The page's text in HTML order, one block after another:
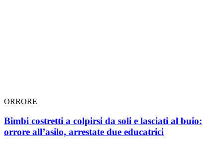
ORRORE
Bimbi costretti a colpirsi da soli e lasciati al buio:
orrore all’asilo, arrestate due educatrici